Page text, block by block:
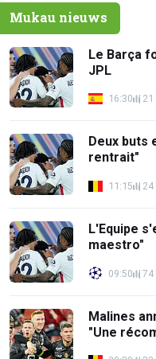
Mukau nieuws
Le Barça
JPL
16:30
Deux buts
rentrait"
11:15
L'Equipe
maestro"
09:50 74
Malines
"Une